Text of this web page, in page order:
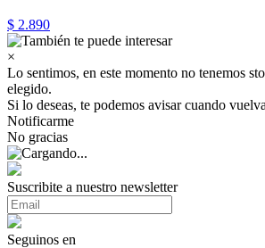
$ 2.890
×
Lo sentimos, en este momento no tenemos
elegido.
Si lo deseas, te podemos avisar cuando
Notificarme
No gracias
Suscribite a nuestro newsletter
Seguinos en